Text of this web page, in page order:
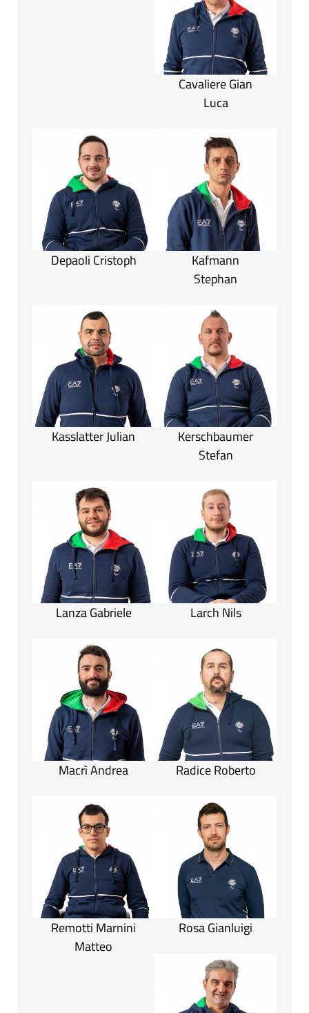
Cavaliere Gian
Luca
Depaoli Cristoph
Kafmann
Stephan
Kasslatter Julian
Kerschbaumer
Stefan
Lanza Gabriele Larch Nils
Macrì Andrea Radice Roberto
Remotti Marnini
Matteo
Rosa Gianluigi